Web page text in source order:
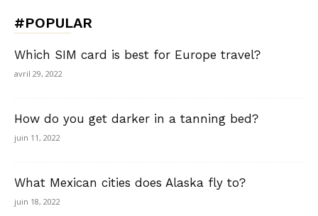
#POPULAR
Which SIM card is best for Europe travel?
avril 29, 2022
How do you get darker in a tanning bed?
juin 11, 2022
What Mexican cities does Alaska fly to?
juin 18, 2022